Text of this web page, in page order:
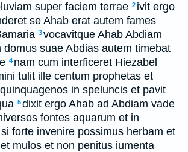
super faciem terrae 2 ivit ergo
se Ahab erat autem fames
3vocavitque Ahab Abdiam
domus suae Abdias autem timebat
4 nam cum interficeret Hiezabel
tulit ille centum prophetas et
in speluncis et pavit
5dixit ergo Ahab ad Abdiam vade
fontes aquarum et in
forte invenire possimus herbam et
mulos et non penitus iumenta